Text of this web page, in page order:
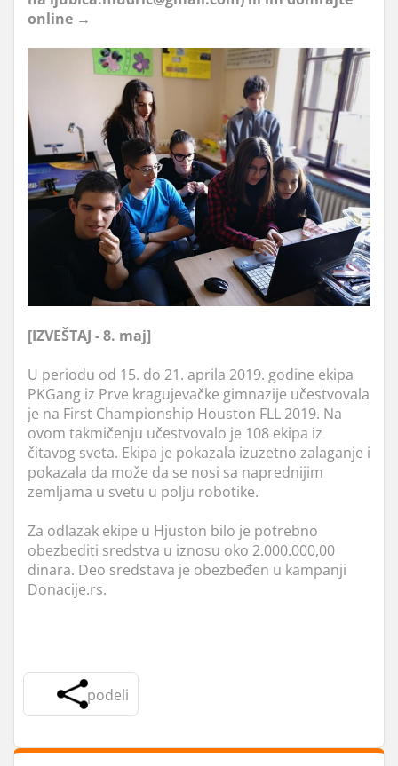
online →
[IZVEŠTAJ - 8. maj]
U periodu od 15. do 21. aprila 2019. godine ekipa
PKGang iz Prve kragujevačke gimnazije učestvovala
je na First Championship Houston FLL 2019. Na
ovom takmičenju učestvovalo je 108 ekipa iz
čitavog sveta. Ekipa je pokazala izuzetno zalaganje i
pokazala da može da se nosi sa naprednijim
zemljama u svetu u polju robotike.
Za odlazak ekipe u Hjuston bilo je potrebno
obezbediti sredstva u iznosu oko 2.000.000,00
dinara. Deo sredstava je obezbeđen u kampanji
Donacije.rs.
podeli